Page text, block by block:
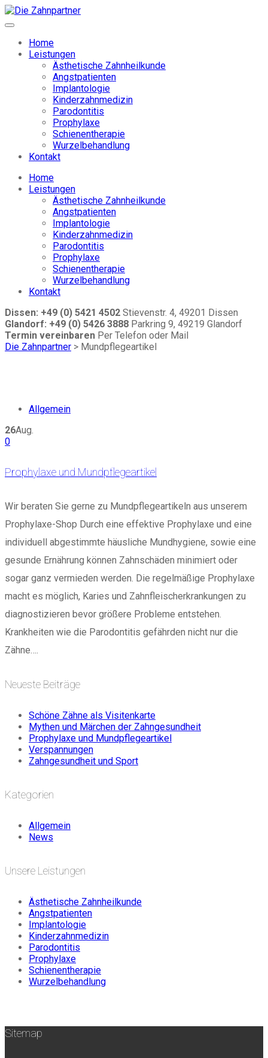
Home
Leistungen
Ästhetische Zahnheilkunde
Angstpatienten
Implantologie
Kinderzahnmedizin
Parodontitis
Prophylaxe
Schienentherapie
Wurzelbehandlung
Kontakt
Home
Leistungen
Ästhetische Zahnheilkunde
Angstpatienten
Implantologie
Kinderzahnmedizin
Parodontitis
Prophylaxe
Schienentherapie
Wurzelbehandlung
Kontakt
Dissen: +49 (0) 5421 4502 Stievenstr. 4, 49201 Dissen
Glandorf: +49 (0) 5426 3888 Parkring 9, 49219 Glandorf
Termin vereinbaren Per Telefon oder Mail
Die Zahnpartner > Mundpflegeartikel
Allgemein
26Aug.
0
Prophylaxe und Mundpflegeartikel
Wir beraten Sie gerne zu Mundpflegeartikeln aus unserem
Prophylaxe-Shop Durch eine effektive Prophylaxe und eine
individuell abgestimmte häusliche Mundhygiene, sowie eine
gesunde Ernährung können Zahnschäden minimiert oder
sogar ganz vermieden werden. Die regelmäßige Prophylaxe
macht es möglich, Karies und Zahnfleischerkrankungen zu
diagnostizieren bevor größere Probleme entstehen.
Krankheiten wie die Parodontitis gefährden nicht nur die
Zähne….
Neueste Beiträge
Schöne Zähne als Visitenkarte
Mythen und Märchen der Zahngesundheit
Prophylaxe und Mundpflegeartikel
Verspannungen
Zahngesundheit und Sport
Kategorien
Allgemein
News
Unsere Leistungen
Ästhetische Zahnheilkunde
Angstpatienten
Implantologie
Kinderzahnmedizin
Parodontitis
Prophylaxe
Schienentherapie
Wurzelbehandlung
Sitemap